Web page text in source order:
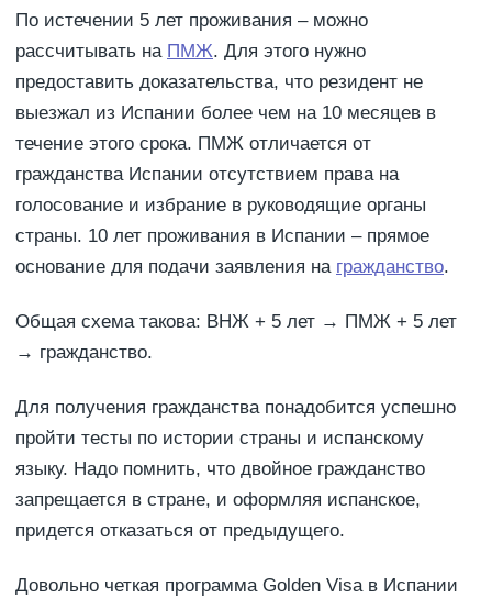
По истечении 5 лет проживания – можно
рассчитывать на ПМЖ. Для этого нужно
предоставить доказательства, что резидент не
выезжал из Испании более чем на 10 месяцев в
течение этого срока. ПМЖ отличается от
гражданства Испании отсутствием права на
голосование и избрание в руководящие органы
страны. 10 лет проживания в Испании – прямое
основание для подачи заявления на гражданство.
Общая схема такова: ВНЖ + 5 лет → ПМЖ + 5 лет
→ гражданство.
Для получения гражданства понадобится успешно
пройти тесты по истории страны и испанскому
языку. Надо помнить, что двойное гражданство
запрещается в стране, и оформляя испанское,
придется отказаться от предыдущего.
Довольно четкая программа Golden Visa в Испании